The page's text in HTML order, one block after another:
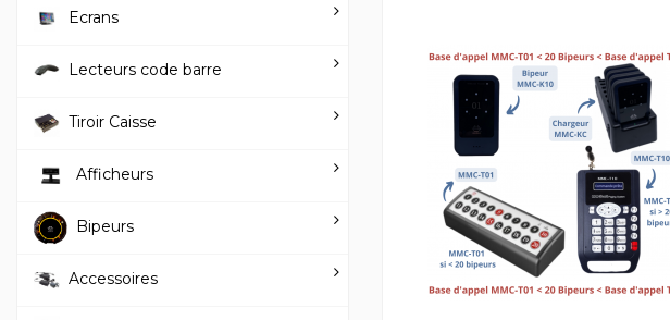
Ecrans
Lecteurs code barre
Tiroir Caisse
Afficheurs
Bipeurs
Accessoires